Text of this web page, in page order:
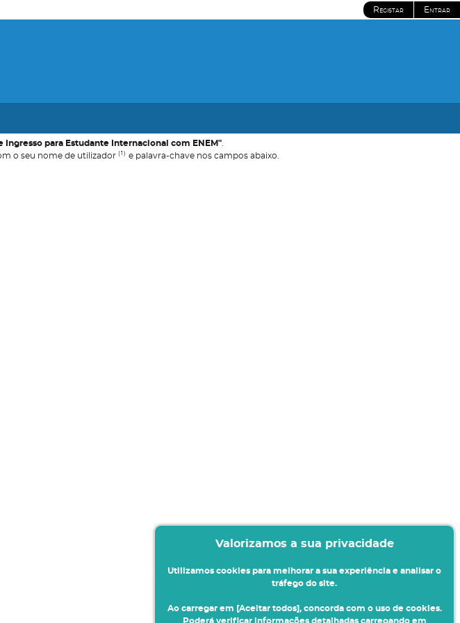
Registar Entrar
Ingresso para Estudante Internacional com ENEM"
o seu nome de utilizador (1) e palavra-chave nos campos abaixo.
Valorizamos a sua privacidade
Utilizamos cookies para melhorar a sua experiência e analisar o
tráfego do site.
Ao carregar em [Aceitar todos], concorda com o uso de cookies.
Poderá verificar informações detalhadas carregando em